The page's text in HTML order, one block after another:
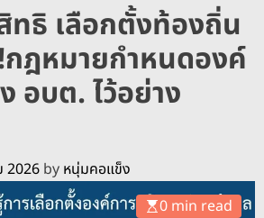
c
h
c
o
l
o
d
e
c
h
ทธิ เลือกตั้งท้องถิ่น
กฎหมายกำหนดองค์
อบต. ไว้อย่าง
2026 by หนุ่มคอแข็ง
0 min read